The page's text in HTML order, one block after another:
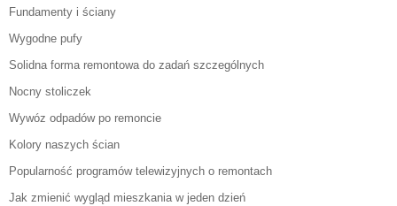
Fundamenty i ściany
Wygodne pufy
Solidna forma remontowa do zadań szczególnych
Nocny stoliczek
Wywóz odpadów po remoncie
Kolory naszych ścian
Popularność programów telewizyjnych o remontach
Jak zmienić wygląd mieszkania w jeden dzień